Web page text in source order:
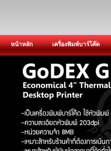
หน้าหลัก เครื่องพิมพ์บาร์โค๊ด